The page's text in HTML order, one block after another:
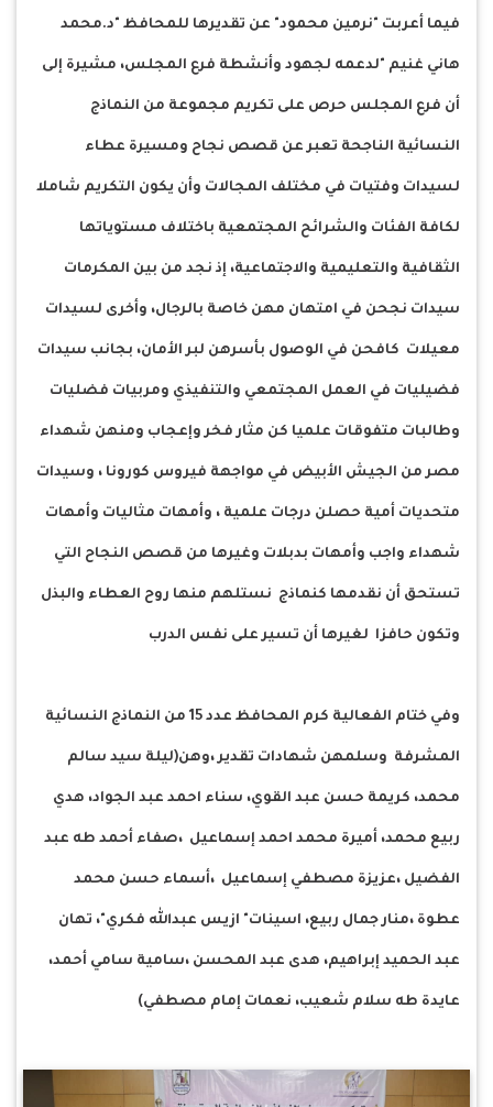
فيما أعربت "نرمين محمود" عن تقديرها للمحافظ "د.محمد
هاني غنيم "لدعمه لجهود وأنشطة فرع المجلس، مشيرة إلى
أن فرع المجلس حرص على تكريم مجموعة من النماذج
النسائية الناجحة تعبر عن قصص نجاح ومسيرة عطاء
لسيدات وفتيات في مختلف المجالات وأن يكون التكريم شاملا
لكافة الفئات والشرائح المجتمعية باختلاف مستوياتها
الثقافية والتعليمية والاجتماعية، إذ نجد من بين المكرمات
سيدات نجحن في امتهان مهن خاصة بالرجال، وأخرى لسيدات
معيلات كافحن في الوصول بأسرهن لبر الأمان، بجانب سيدات
فضيليات في العمل المجتمعي والتنفيذي ومربيات فضليات
وطالبات متفوقات علميا كن مثار فخر وإعجاب ومنهن شهداء
مصر من الجيش الأبيض في مواجهة فيروس كورونا ، وسيدات
متحديات أمية حصلن درجات علمية ، وأمهات مثاليات وأمهات
شهداء واجب وأمهات بدبلات وغيرها من قصص النجاح التي
تستحق أن نقدمها كنماذج نستلهم منها روح العطاء والبذل
وتكون حافزا لغيرها أن تسير على نفس الدرب
وفي ختام الفعالية كرم المحافظ عدد 15 من النماذج النسائية
المشرفة وسلمهن شهادات تقدير ،وهن(ليلة سيد سالم
محمد، كريمة حسن عبد القوي، سناء احمد عبد الجواد، هدي
ربيع محمد، أميرة محمد احمد إسماعيل ،صفاء أحمد طه عبد
الفضيل ،عزيزة مصطفي إسماعيل ،أسماء حسن محمد
عطوة ،منار جمال ربيع، اسينات" ازيس عبدالله فكري"، تهان
عبد الحميد إبراهيم، هدى عبد المحسن ،سامية سامي أحمد،
عايدة طه سلام شعيب، نعمات إمام مصطفي)